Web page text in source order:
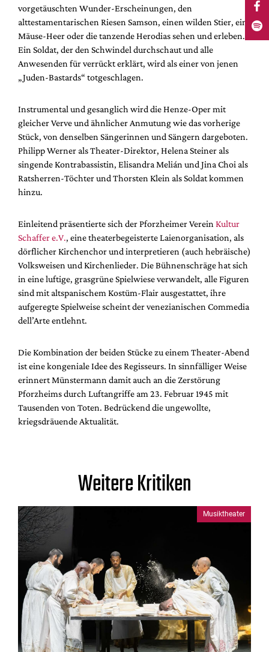
vorgetäuschten Wunder-Erscheinungen, den
alttestamentarischen Riesen Samson, einen wilden Stier, ein
Mäuse-Heer oder die tanzende Herodias sehen und erleben.
Ein Soldat, der den Schwindel durchschaut und alle
Anwesenden für verrückt erklärt, wird als einer von jenen
„Juden-Bastards“ totgeschlagen.
Instrumental und gesanglich wird die Henze-Oper mit
gleicher Verve und ähnlicher Anmutung wie das vorherige
Stück, von denselben Sängerinnen und Sängern dargeboten.
Philipp Werner als Theater-Direktor, Helena Steiner als
singende Kontrabassistin, Elisandra Melián und Jina Choi als
Ratsherren-Töchter und Thorsten Klein als Soldat kommen
hinzu.
Einleitend präsentierte sich der Pforzheimer Verein Kultur
Schaffer e.V., eine theaterbegeisterte Laienorganisation, als
dörflicher Kirchenchor und interpretieren (auch hebräische)
Volksweisen und Kirchenlieder. Die Bühnenschräge hat sich
in eine luftige, grasgrüne Spielwiese verwandelt, alle Figuren
sind mit altspanischem Kostüm-Flair ausgestattet, ihre
aufgeregte Spielweise scheint der venezianischen Commedia
dell’Arte entlehnt.
Die Kombination der beiden Stücke zu einem Theater-Abend
ist eine kongeniale Idee des Regisseurs. In sinnfälliger Weise
erinnert Münstermann damit auch an die Zerstörung
Pforzheims durch Luftangriffe am 23. Februar 1945 mit
Tausenden von Toten. Bedrückend die ungewollte,
kriegsdräuende Aktualität.
Weitere Kritiken
Musiktheater